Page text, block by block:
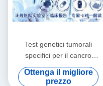
Test genetici tumorali
specifici per il cancro
femminile 15 articoli
Ottenga il migliore
prezzo